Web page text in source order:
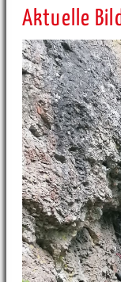
Aktuelle